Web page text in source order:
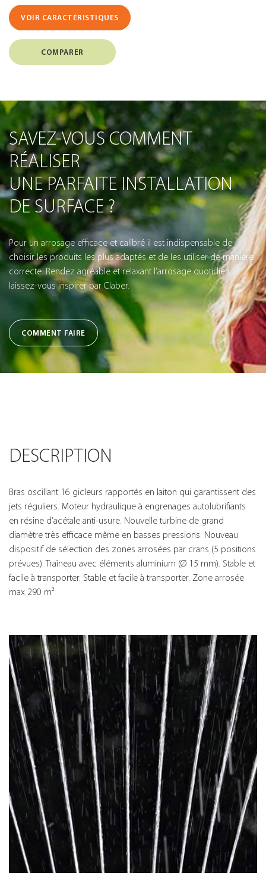
VOIR CARACTÉRISTIQUES
COMPARER
SAVEZ-VOUS COMMENT
RÉALISER
UNE PARFAITE INSTALLATION
DE SURFACE ?
Pour un arrosage efficace et calibré il est indispensable de
choisir les produits les plus adaptés et de les utiliser de manière
correcte. Rendez agréable et relaxant l’arrosage quotidien :
laissez-vous inspirer par Claber.
COMMENT FAIRE
DESCRIPTION
Bras oscillant 16 gicleurs rapportés en laiton qui garantissent des
jets réguliers. Moteur hydraulique à engrenages autolubrifiants
en résine d’acétale anti-usure. Nouvelle turbine de grand
diamètre très efficace même en basses pressions. Nouveau
dispositif de sélection des zones arrosées par crans (5 positions
prévues). Traîneau avec éléments aluminium (Ø 15 mm). Stable et
facile à transporter. Stable et facile à transporter. Zone arrosée
max 290 m².